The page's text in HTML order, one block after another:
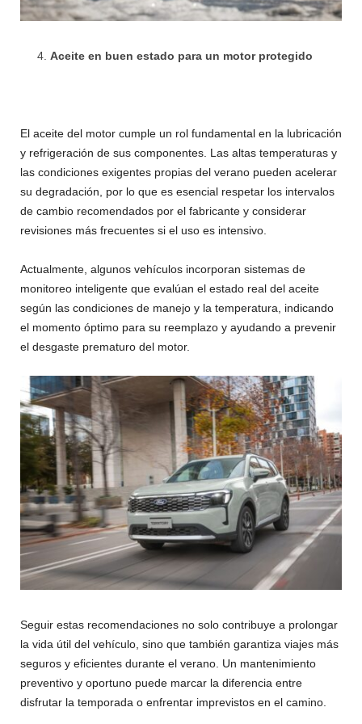
Aceite en buen estado para un motor protegido
El aceite del motor cumple un rol fundamental en la lubricación
y refrigeración de sus componentes. Las altas temperaturas y
las condiciones exigentes propias del verano pueden acelerar
su degradación, por lo que es esencial respetar los intervalos
de cambio recomendados por el fabricante y considerar
revisiones más frecuentes si el uso es intensivo.
Actualmente, algunos vehículos incorporan sistemas de
monitoreo inteligente que evalúan el estado real del aceite
según las condiciones de manejo y la temperatura, indicando
el momento óptimo para su reemplazo y ayudando a prevenir
el desgaste prematuro del motor.
Seguir estas recomendaciones no solo contribuye a prolongar
la vida útil del vehículo, sino que también garantiza viajes más
seguros y eficientes durante el verano. Un mantenimiento
preventivo y oportuno puede marcar la diferencia entre
disfrutar la temporada o enfrentar imprevistos en el camino.